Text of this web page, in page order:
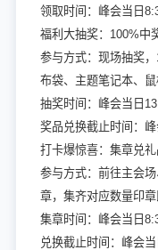
领取时间：峰会当日
福利大抽奖：100%中
参与方式：现场抽奖
布袋、主题笔记本、
抽奖时间：峰会当日
奖品兑换截止时间：
打卡爆惊喜：集章兑
参与方式：前往主会
章，集齐对应数量印
集章时间：峰会当日
兑换截止时间：峰会